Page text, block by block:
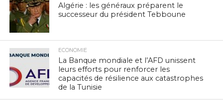
Algérie : les généraux préparent le
successeur du président Tebboune
ECONOMIE
La Banque mondiale et l’AFD unissent
leurs efforts pour renforcer les
capacités de résilience aux catastrophes
de la Tunisie